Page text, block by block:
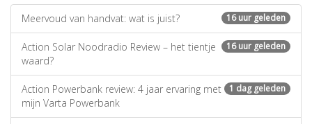
16 uur geleden
Meervoud van handvat: wat is juist?
16 uur geleden
Action Solar Noodradio Review – het tientje
waard?
1 dag geleden
Action Powerbank review: 4 jaar ervaring met
mijn Varta Powerbank